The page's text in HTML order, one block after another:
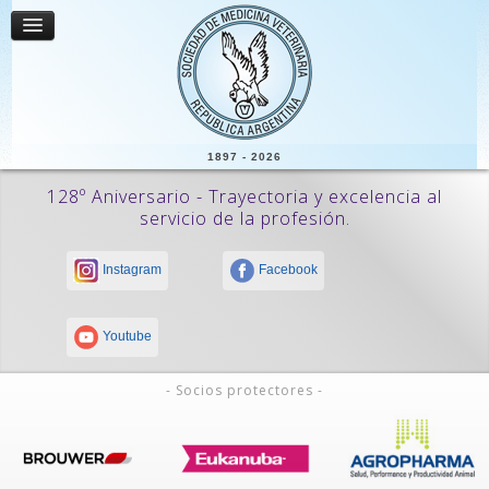
1897 - 2026
128º Aniversario - Trayectoria y excelencia al
servicio de la profesión.
Instagram Facebook
Youtube
- Socios protectores -